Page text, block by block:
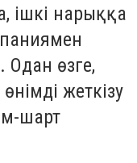
ішкі нарыққа
Одан өзге,
жеткізу
шарт